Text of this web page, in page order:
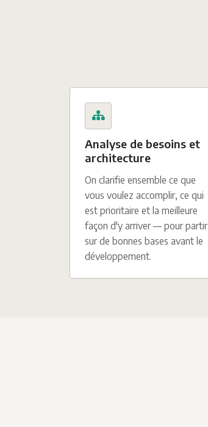
Analyse de besoins et
architecture
On clarifie ensemble ce que
vous voulez accomplir, ce qui
est prioritaire et la meilleure
façon d'y arriver — pour partir
sur de bonnes bases avant le
développement.